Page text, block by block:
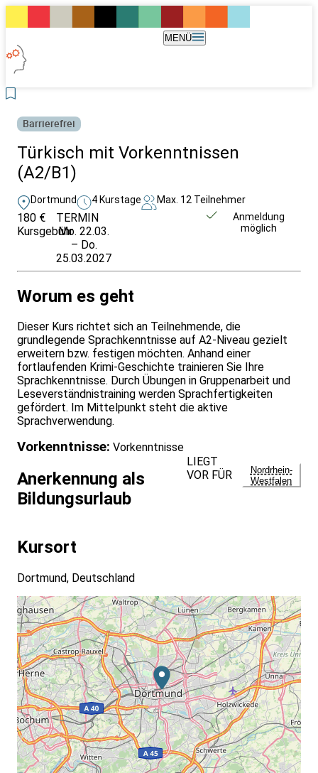
MENÜ
Barrierefrei
Türkisch mit Vorkenntnissen
(A2/B1)
Dortmund 4 Kurstage Max. 12 Teilnehmer
180 €
Kursgebühr
TERMIN
Mo. 22.03.
– Do.
25.03.2027
Anmeldung
möglich
Worum es geht
Dieser Kurs richtet sich an Teilnehmende, die
grundlegende Sprachkenntnisse auf A2-Niveau gezielt
erweitern bzw. festigen möchten. Anhand einer
fortlaufenden Krimi-Geschichte trainieren Sie Ihre
Sprachkenntnisse. Durch Übungen in Gruppenarbeit und
Leseverständnistraining werden Sprachfertigkeiten
gefördert. Im Mittelpunkt steht die aktive
Sprachverwendung.
Vorkenntnisse: Vorkenntnisse
Anerkennung als
Bildungsurlaub
LIEGT
VOR FÜR
Nordrhein-
Westfalen
Kursort
Dortmund, Deutschland